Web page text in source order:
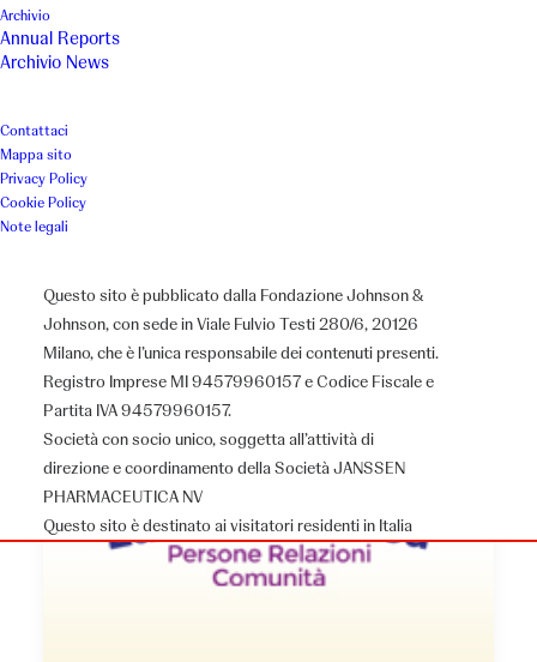
Archivio
Annual Reports
Archivio News
Contattaci
Mappa sito
Privacy Policy
Cookie Policy
Note legali
Questo sito è pubblicato dalla Fondazione Johnson &
Johnson, con sede in Viale Fulvio Testi 280/6, 20126
Milano, che è l’unica responsabile dei contenuti presenti.
Registro Imprese MI 94579960157 e Codice Fiscale e
Partita IVA 94579960157.
Società con socio unico, soggetta all’attività di
direzione e coordinamento della Società JANSSEN
PHARMACEUTICA NV
Questo sito è destinato ai visitatori residenti in Italia